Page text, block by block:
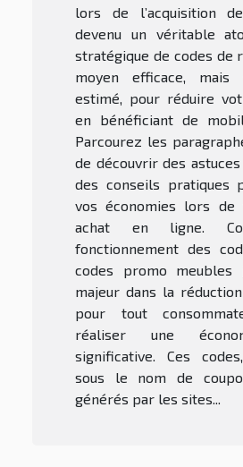
lors de l’acquisition
devenu un véritable
stratégique de codes de
moyen efficace, mais
estimé, pour réduire
en bénéficiant de
Parcourez les
de découvrir des
des conseils pratiques
vos économies lors de
achat en ligne.
fonctionnement des
codes promo meubles
majeur dans la
pour tout
réaliser une
significative. Ces
sous le nom de
générés par les sites...